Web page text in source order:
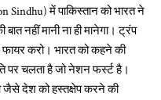
में पाकिस्तान को भारत ने
नहीं मानी ना ही मानेगा। ट्रंप
करो। भारत को कहने की
पर चलता है जो नेशन फर्स्ट है।
जैसे देश को हस्तक्षेप करने की